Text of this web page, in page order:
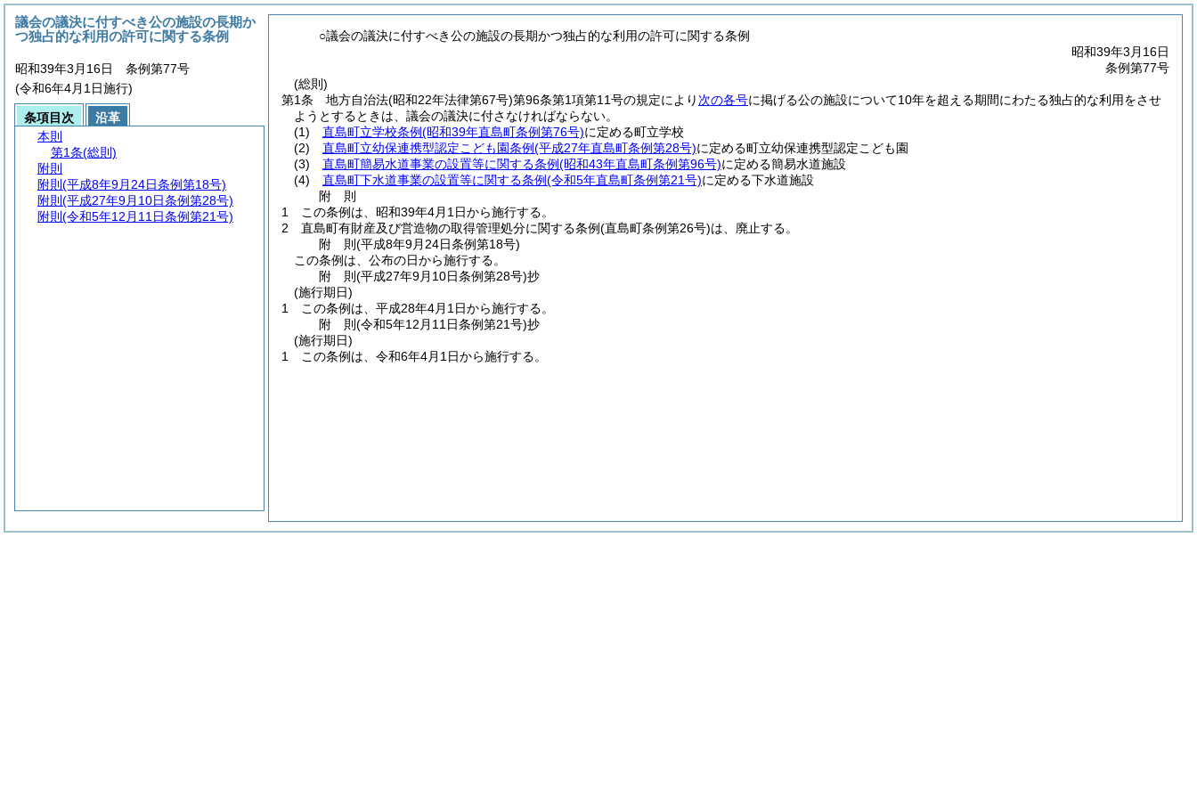
○議会の議決に付すべき公の施設の長期かつ独占的な利用の許可に関する条例
昭和39年3月16日
条例第77号
(総則)
第1条
地方自治法(昭和22年法律第67号)第96条第1項第11号の規定により 次の各号に掲げる公の施設について10年を超える期間にわたる独占的な利用をさせ
ようとするときは、議会の議決に付さなければならない。
(1)
直島町立学校条例(昭和39年直島町条例第76号)に定める町立学校
(2)
直島町立幼保連携型認定こども園条例(平成27年直島町条例第28号)に定める町立幼保連携型認定こども園
(3)
直島町簡易水道事業の設置等に関する条例(昭和43年直島町条例第96号)に定める簡易水道施設
(4)
直島町下水道事業の設置等に関する条例(令和5年直島町条例第21号)に定める下水道施設
附 則
1
この条例は、昭和39年4月1日から施行する。
2
直島町有財産及び営造物の取得管理処分に関する条例(直島町条例第26号)は、廃止する。
附 則(平成8年9月24日条例第18号)
この条例は、公布の日から施行する。
附 則(平成27年9月10日条例第28号)抄
(施行期日)
1
この条例は、平成28年4月1日から施行する。
附 則(令和5年12月11日条例第21号)抄
(施行期日)
1
この条例は、令和6年4月1日から施行する。
議会の議決に付すべき公の施設の長期か
つ独占的な利用の許可に関する条例
昭和39年3月16日 条例第77号
(令和6年4月1日施行)
条項目次
沿革
本則
第1条(総則)
附則
附則 (平成8年9月24日条例第18号)
附則 (平成27年9月10日条例第28号)
附則 (令和5年12月11日条例第21号)